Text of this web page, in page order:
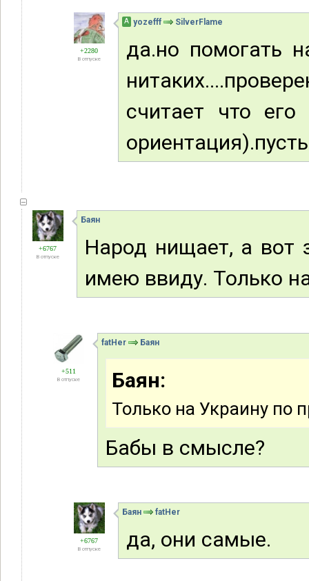
+2280
В отпуске
А yozefff SilverFlame
да.но помогать
считает что его
+6767
В отпуске
Баян
Народ нищает, а вот
имею ввиду. Только
+511
В отпуске
fatHer Баян
Баян:
Только на Украину по
Бабы в смысле?
+6767
В отпуске
Баян fatHer
да, они самые.